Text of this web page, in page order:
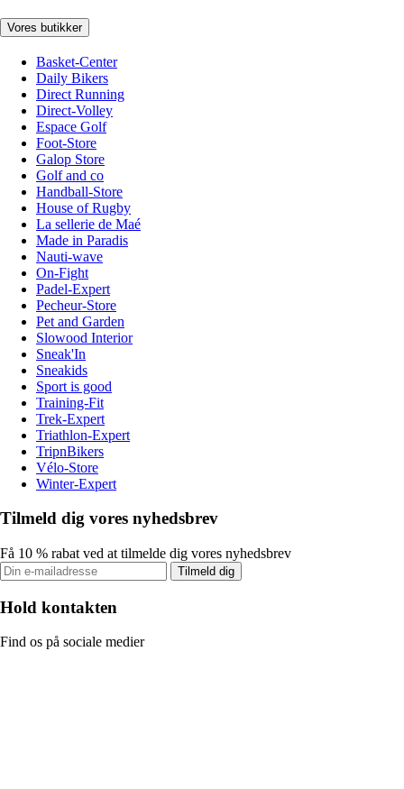
Vores butikker
Basket-Center
Daily Bikers
Direct Running
Direct-Volley
Espace Golf
Foot-Store
Galop Store
Golf and co
Handball-Store
House of Rugby
La sellerie de Maé
Made in Paradis
Nauti-wave
On-Fight
Padel-Expert
Pecheur-Store
Pet and Garden
Slowood Interior
Sneak'In
Sneakids
Sport is good
Training-Fit
Trek-Expert
Triathlon-Expert
TripnBikers
Vélo-Store
Winter-Expert
Tilmeld dig vores nyhedsbrev
Få 10 % rabat ved at tilmelde dig vores nyhedsbrev
Tilmeld dig
Hold kontakten
Find os på sociale medier